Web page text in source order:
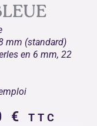
mm (standard)
en 6 mm, 22
€ Plage
TTC